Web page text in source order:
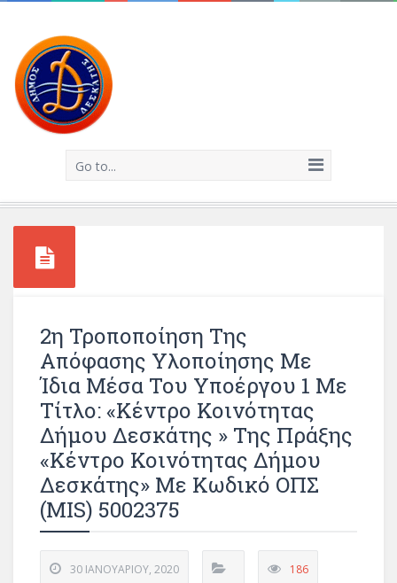
Go to...
2η Τροποποίηση Της
Απόφασης Υλοποίησης Με
Ίδια Μέσα Του Υποέργου 1 Με
Τίτλο: «Κέντρο Κοινότητας
Δήμου Δεσκάτης » Της Πράξης
«Κέντρο Κοινότητας Δήμου
Δεσκάτης» Με Κωδικό ΟΠΣ
(MIS) 5002375
30 ΙΑΝΟΥΑΡΊΟΥ, 2020 186